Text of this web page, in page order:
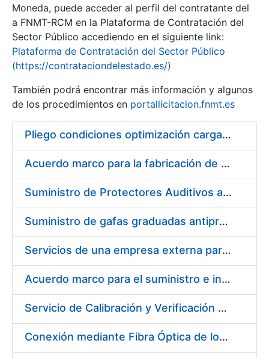
Show/Hide
Moneda, puede acceder al perfil del contratante del
a FNMT-RCM en la Plataforma de Contratación del
Sector Público accediendo en el siguiente link:
Plataforma de Contratación del Sector Público
(https://contrataciondelestado.es/)
También podrá encontrar más información y algunos
de los procedimientos en portallicitacion.fnmt.es
Pliego condiciones optimización cargas compras firmado
Acuerdo marco para la fabricación de piezas
Suministro de Protectores Auditivos a medida para las personas trabajadoras de los Centros de Trabajo de Madrid y Burgos
Suministro de gafas graduadas antiproyecciones para los trabajadores de la FNMT-RCM en los centros de trabajo de Madrid y Burgos
Servicios de una empresa externa para el asesoramiento y resolución de los recursos de alzada que se presentan relacionados con procesos de selección para la FNMT-RCM
Acuerdo marco para el suministro e instalación de persianas, estores y otros complementos
Servicio de Calibración y Verificación Externa de los Equipos de Medición del Servicio de Prevención de la FNMT-RCM
Conexión mediante Fibra Óptica de los Centros de Proceso de Datos (CPDs) de las sedes de la FNMT-RCM de Burgos y Madrid